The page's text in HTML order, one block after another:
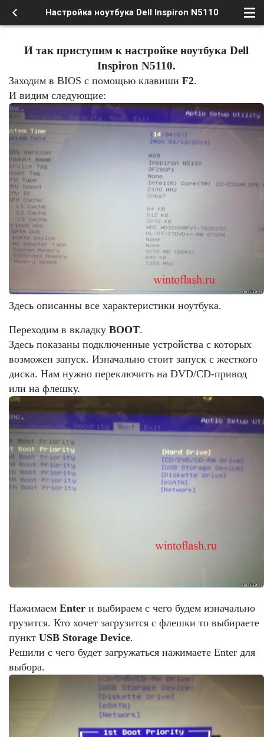
Настройка ноутбука Dell Inspiron N5110
И так приступим к настройке ноутбука Dell
Inspiron N5110.
Заходим в BIOS с помощью клавиши F2.
И видим следующие:
Здесь описанны все характеристики ноутбука.
Переходим в вкладку BOOT.
Здесь показаны подключенные устройства с которых
возможен запуск. Изначально стоит запуск с жесткого
диска. Нам нужно переключить на DVD/CD-привод
или на флешку.
Нажимаем Enter и выбираем с чего будем изначально
грузится. Кто хочет загрузится с флешки то выбираете
пункт USB Storage Device.
Решили с чего будет загружаться нажимаете Enter для
выбора.